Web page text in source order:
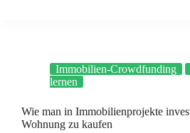
Immobilien-Crowdfunding
lernen
Wie man in Immobilienprojekte
Wohnung zu kaufen